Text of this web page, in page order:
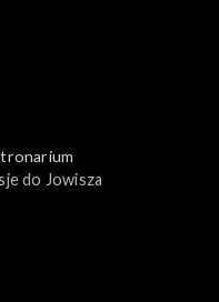
do Jowisza